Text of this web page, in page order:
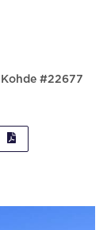
Kohde #22677